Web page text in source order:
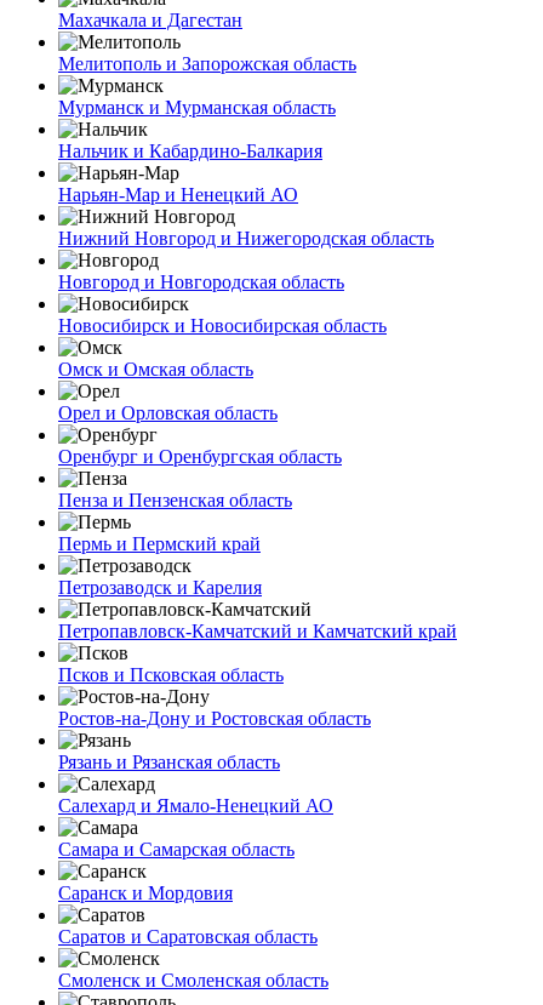
Махачкала и Дагестан
Мелитополь и Запорожская область
Мурманск и Мурманская область
Нальчик и Кабардино-Балкария
Нарьян-Мар и Ненецкий АО
Нижний Новгород и Нижегородская область
Новгород и Новгородская область
Новосибирск и Новосибирская область
Омск и Омская область
Орел и Орловская область
Оренбург и Оренбургская область
Пенза и Пензенская область
Пермь и Пермский край
Петрозаводск и Карелия
Петропавловск-Камчатский и Камчатский край
Псков и Псковская область
Ростов-на-Дону и Ростовская область
Рязань и Рязанская область
Салехард и Ямало-Ненецкий АО
Самара и Самарская область
Саранск и Мордовия
Саратов и Саратовская область
Смоленск и Смоленская область